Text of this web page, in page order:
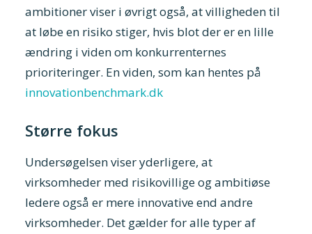
ambitioner viser i øvrigt også, at villigheden til
at løbe en risiko stiger, hvis blot der er en lille
ændring i viden om konkurrenternes
prioriteringer. En viden, som kan hentes på
innovationbenchmark.dk
Større fokus
Undersøgelsen viser yderligere, at
virksomheder med risikovillige og ambitiøse
ledere også er mere innovative end andre
virksomheder. Det gælder for alle typer af